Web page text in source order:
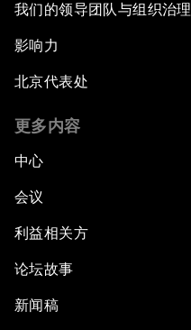
我们的领导团队与组织治理
影响力
北京代表处
更多内容
中心
会议
利益相关方
论坛故事
新闻稿